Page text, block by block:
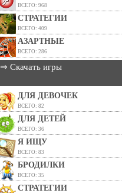
ВСЕГО: 968
СТРАТЕГИИ
ВСЕГО: 409
АЗАРТНЫЕ
ВСЕГО: 286
⇒ Скачать игры
ДЛЯ ДЕВОЧЕК
ВСЕГО: 82
ДЛЯ ДЕТЕЙ
ВСЕГО: 36
Я ИЩУ
ВСЕГО: 83
БРОДИЛКИ
ВСЕГО: 35
СТРАТЕГИИ